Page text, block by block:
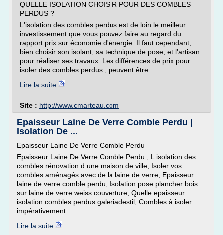
QUELLE ISOLATION CHOISIR POUR DES COMBLES
PERDUS ?
L'isolation des combles perdus est de loin le meilleur
investissement que vous pouvez faire au regard du
rapport prix sur économie d'énergie. Il faut cependant,
bien choisir son isolant, sa technique de pose, et l'artisan
pour réaliser ses travaux. Les différences de prix pour
isoler des combles perdus , peuvent être...
Lire la suite
Site : http://www.cmarteau.com
Epaisseur Laine De Verre Comble Perdu |
Isolation De ...
Epaisseur Laine De Verre Comble Perdu
Epaisseur Laine De Verre Comble Perdu , L isolation des
combles rénovation d une maison de ville, Isoler vos
combles aménagés avec de la laine de verre, Epaisseur
laine de verre comble perdu, Isolation pose plancher bois
sur laine de verre weiss couverture, Quelle epaisseur
isolation combles perdus galeriadestil, Combles à isoler
impérativement...
Lire la suite